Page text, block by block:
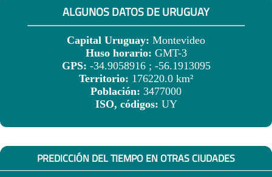
ALGUNOS DATOS DE URUGUAY
Capital Uruguay: Montevideo
Huso horario: GMT-3
GPS: -34.9058916 ; -56.1913095
Territorio: 176220.0 km²
Población: 3477000
ISO, códigos: UY
PREDICCIÓN DEL TIEMPO EN OTRAS CIUDADES